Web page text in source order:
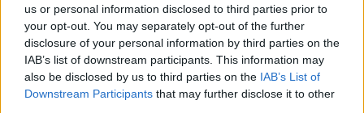
us or personal information disclosed to third parties prior to
your opt-out. You may separately opt-out of the further
disclosure of your personal information by third parties on the
IAB’s list of downstream participants. This information may
also be disclosed by us to third parties on the IAB’s List of
Downstream Participants that may further disclose it to other